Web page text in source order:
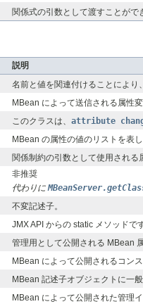
関係式の引数として渡すことがで
説明
名前と値を関連付けることによ
MBean によって送信される属性
このクラスは、 attribute
MBean の属性の値のリストを表
関係制約の引数として使用される
非推奨
代わりに
不変記述子。
JMX API からの static メソッドで
管理用として公開される MBean
MBean によって公開されるコン
MBean 記述子オブジェクトに一
MBean によって公開された管理